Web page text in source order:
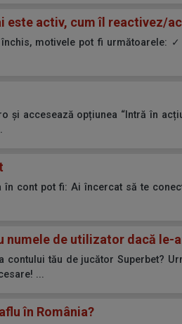
este activ, cum îl reactivez/
motivele pot fi următoarele:
și accesează opțiunea “Intră în
în cont pot fi: Ai încercat să te
numele de utilizator dacă le-
tău de jucător Superbet?
...
în România?